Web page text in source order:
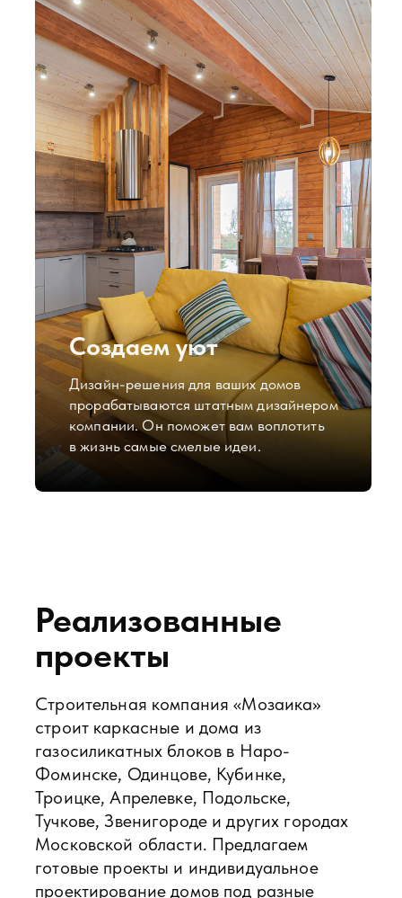
Проекты
домов и
коттеджей
Выберите готовый проект каркасного
дома или дома из газосиликатных
Современный дом, где каждый член семьи
будет чувствовать себя комфортно и уютно
Ладога
4 комнаты
Смотреть проект